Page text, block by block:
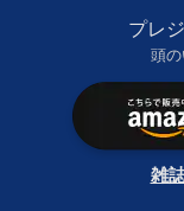
プレ
頭
雑